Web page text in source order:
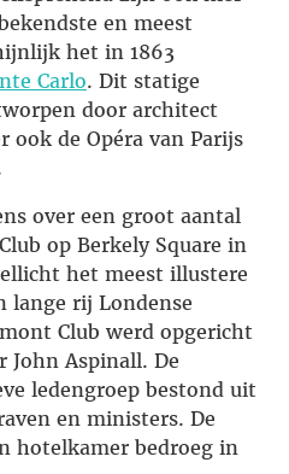
en meest
het in 1863
Carlo. Dit statige
door architect
ook de Opéra van Parijs
over een groot aantal
op Berkely Square in
het meest illustere
lange rij Londense
Club werd opgericht
John Aspinall. De
ledengroep bestond uit
en ministers. De
hotelkamer bedroeg in